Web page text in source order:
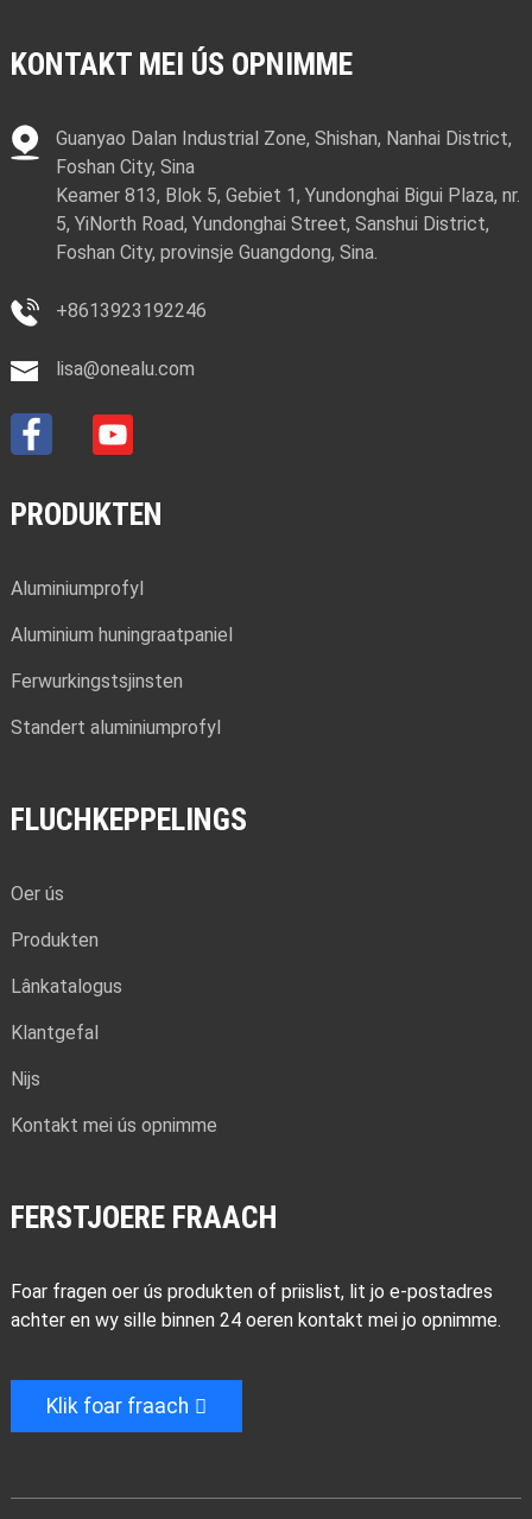
KONTAKT MEI ÚS OPNIMME
Guanyao Dalan Industrial Zone, Shishan, Nanhai District,
Foshan City, Sina
Keamer 813, Blok 5, Gebiet 1, Yundonghai Bigui Plaza, nr.
5, YiNorth Road, Yundonghai Street, Sanshui District,
Foshan City, provinsje Guangdong, Sina.
+8613923192246
lisa@onealu.com
PRODUKTEN
Aluminiumprofyl
Aluminium huningraatpaniel
Ferwurkingstsjinsten
Standert aluminiumprofyl
FLUCHKEPPELINGS
Oer ús
Produkten
Lânkatalogus
Klantgefal
Nijs
Kontakt mei ús opnimme
FERSTJOERE FRAACH
Foar fragen oer ús produkten of priislist, lit jo e-postadres
achter en wy sille binnen 24 oeren kontakt mei jo opnimme.
Klik foar fraach